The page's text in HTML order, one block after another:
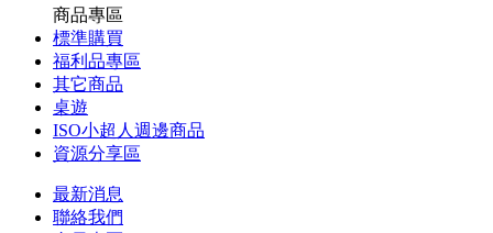
商品專區
標準購買
福利品專區
其它商品
桌遊
ISO小超人週邊商品
資源分享區
最新消息
聯絡我們